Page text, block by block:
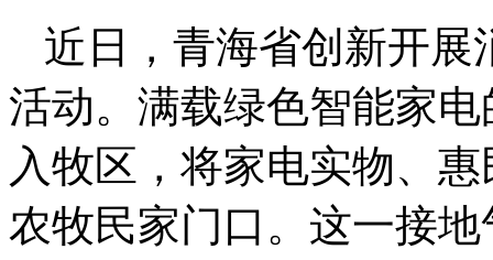
近日，青海省创新开展
活动。满载绿色智能家
入牧区，将家电实物、
农牧民家门口。这一接